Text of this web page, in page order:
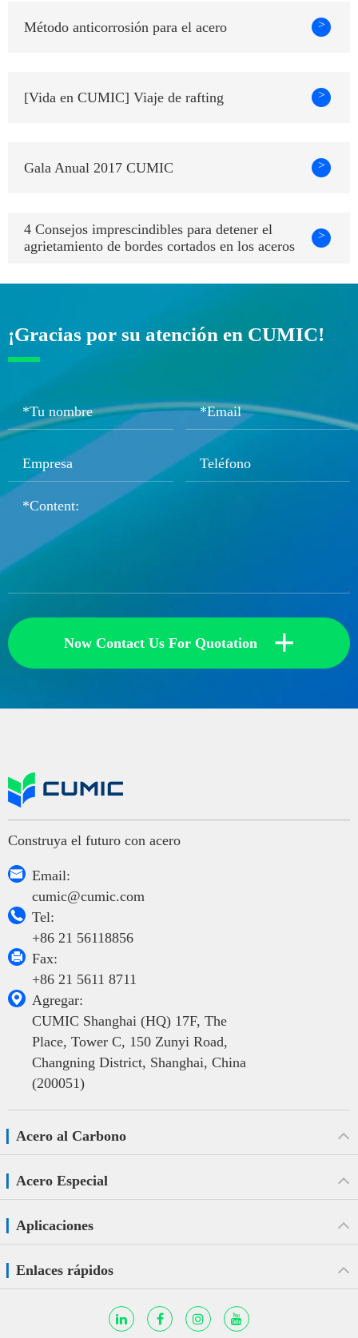
Método anticorrosión para el acero >
[Vida en CUMIC] Viaje de rafting >
Gala Anual 2017 CUMIC >
4 Consejos imprescindibles para detener el
agrietamiento de bordes cortados en los aceros
>
¡Gracias por su atención en CUMIC!
Now Contact Us For Quotation +
Construya el futuro con acero

Email:
cumic@cumic.com

Tel:
+86 21 56118856

Fax:
+86 21 5611 8711

Agregar:
CUMIC Shanghai (HQ) 17F, The
Place, Tower C, 150 Zunyi Road,
Changning District, Shanghai, China
(200051)
Acero al Carbono
Acero Especial
Aplicaciones
Enlaces rápidos